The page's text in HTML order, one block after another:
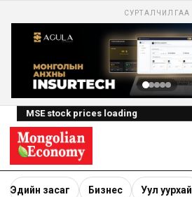
СУРТАЛЧИЛГАА
MSE stock prices loading
Эдийн засаг Бизнес Уул уурхай